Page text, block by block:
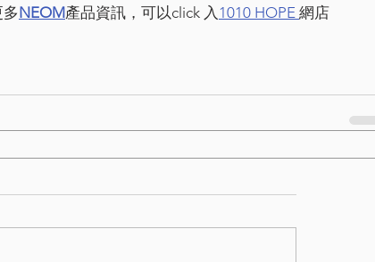
NEOM產品資訊，可以click 入 1010 HOPE 網店